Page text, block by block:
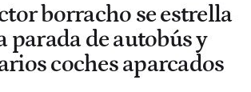
borracho se estrella
parada de autobús y
coches aparcados